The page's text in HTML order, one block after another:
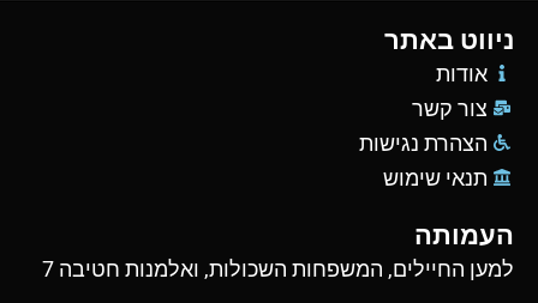
ניווט באתר
אודות
צור קשר
הצהרת נגישות
תנאי שימוש
העמותה
למען החיילים, המשפחות השכולות, ואלמנות חטיבה 7